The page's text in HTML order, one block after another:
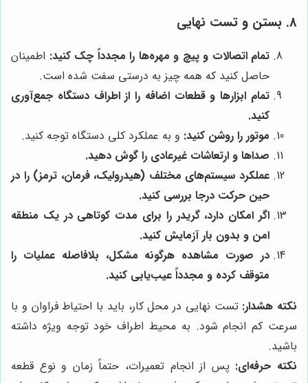
8. بستن و تست نهایی
تمام اتصالات و پیچ و مهره‌ها را مجدداً چک کنید: اطمینان
حاصل کنید که همه چیز به درستی سفت شده است.
تمام ابزارها و قطعات اضافه را از اطراف دستگاه جمع‌آوری
کنید.
موتور را روشن کنید: و به عملکرد کلی دستگاه توجه کنید.
صداها و ارتعاشات غیرعادی را گوش دهید.
عملکرد سیستم‌های مختلف (هیدرولیک، فرمان، ترمز) را در
حین حرکت درجا بررسی کنید.
اگر امکان دارد، گریدر را برای مدت کوتاهی در یک منطقه
امن و بدون بار آزمایش کنید.
در صورت مشاهده هرگونه مشکل، بلافاصله عملیات را
متوقف کرده و مجدداً عیب‌یابی کنید.
نکته هشدار: تست نهایی در محل کار، باید با احتیاط فراوان و با
سرعت کم انجام شود. به محیط اطراف خود توجه ویژه داشته
باشید.
نکته حرفه‌ای: پس از انجام تعمیرات، حتماً زمان و نوع قطعه